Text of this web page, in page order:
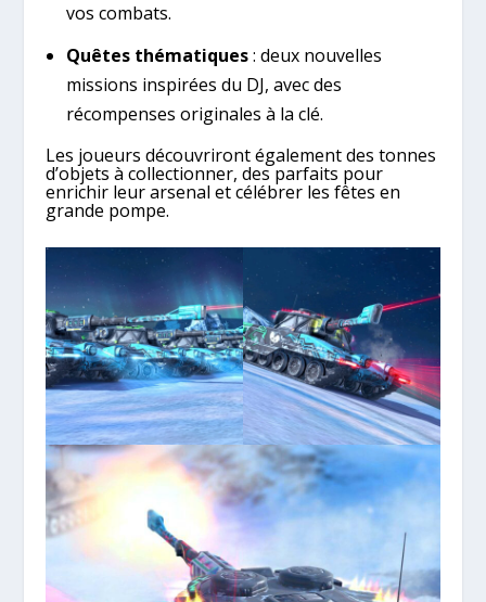
vos combats.
Quêtes thématiques: deux nouvelles
missions inspirées du DJ, avec des
récompenses originales à la clé.
Les joueurs découvriront également des tonnes
d’objets à collectionner, des parfaits pour
enrichir leur arsenal et célébrer les fêtes en
grande pompe.